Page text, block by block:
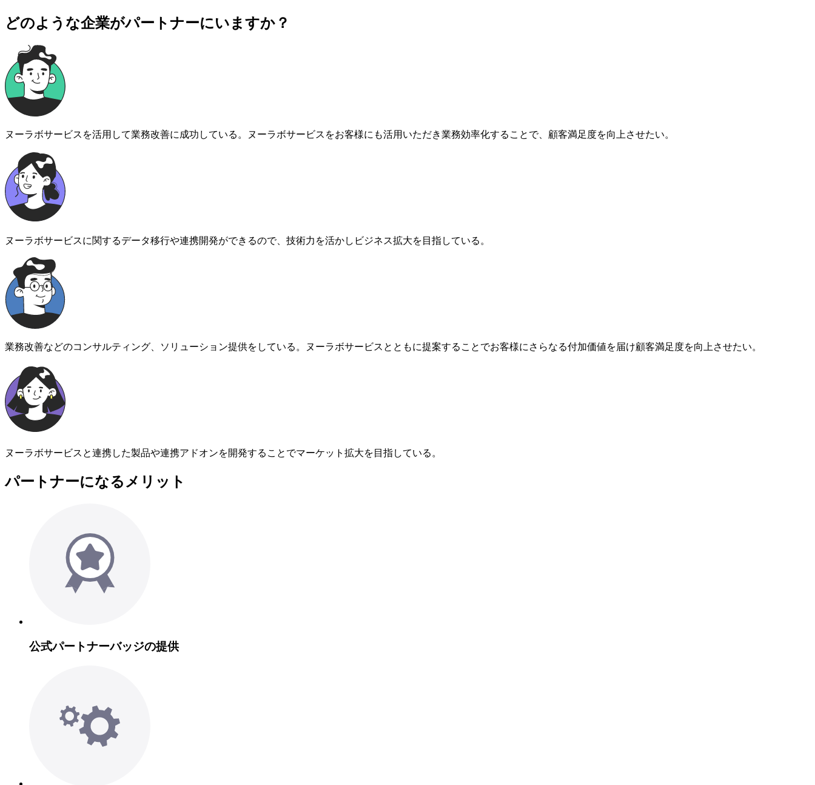
どのような企業がパートナーにいますか？
ヌーラボサービスを活用して業務改善に成功している。ヌーラボサービスをお客様にも活用いただき業務効率化することで、顧客満足度を向上させたい。
ヌーラボサービスに関するデータ移行や連携開発ができるので、技術力を活かしビジネス拡大を目指している。
業務改善などのコンサルティング、ソリューション提供をしている。ヌーラボサービスとともに提案することでお客様にさらなる付加価値を届け顧客満足度を向上させたい。
ヌーラボサービスと連携した製品や連携アドオンを開発することでマーケット拡大を目指している。
パートナーになるメリット
公式パートナーバッジの提供